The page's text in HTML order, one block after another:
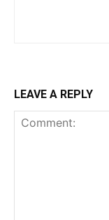
LEAVE A REPLY